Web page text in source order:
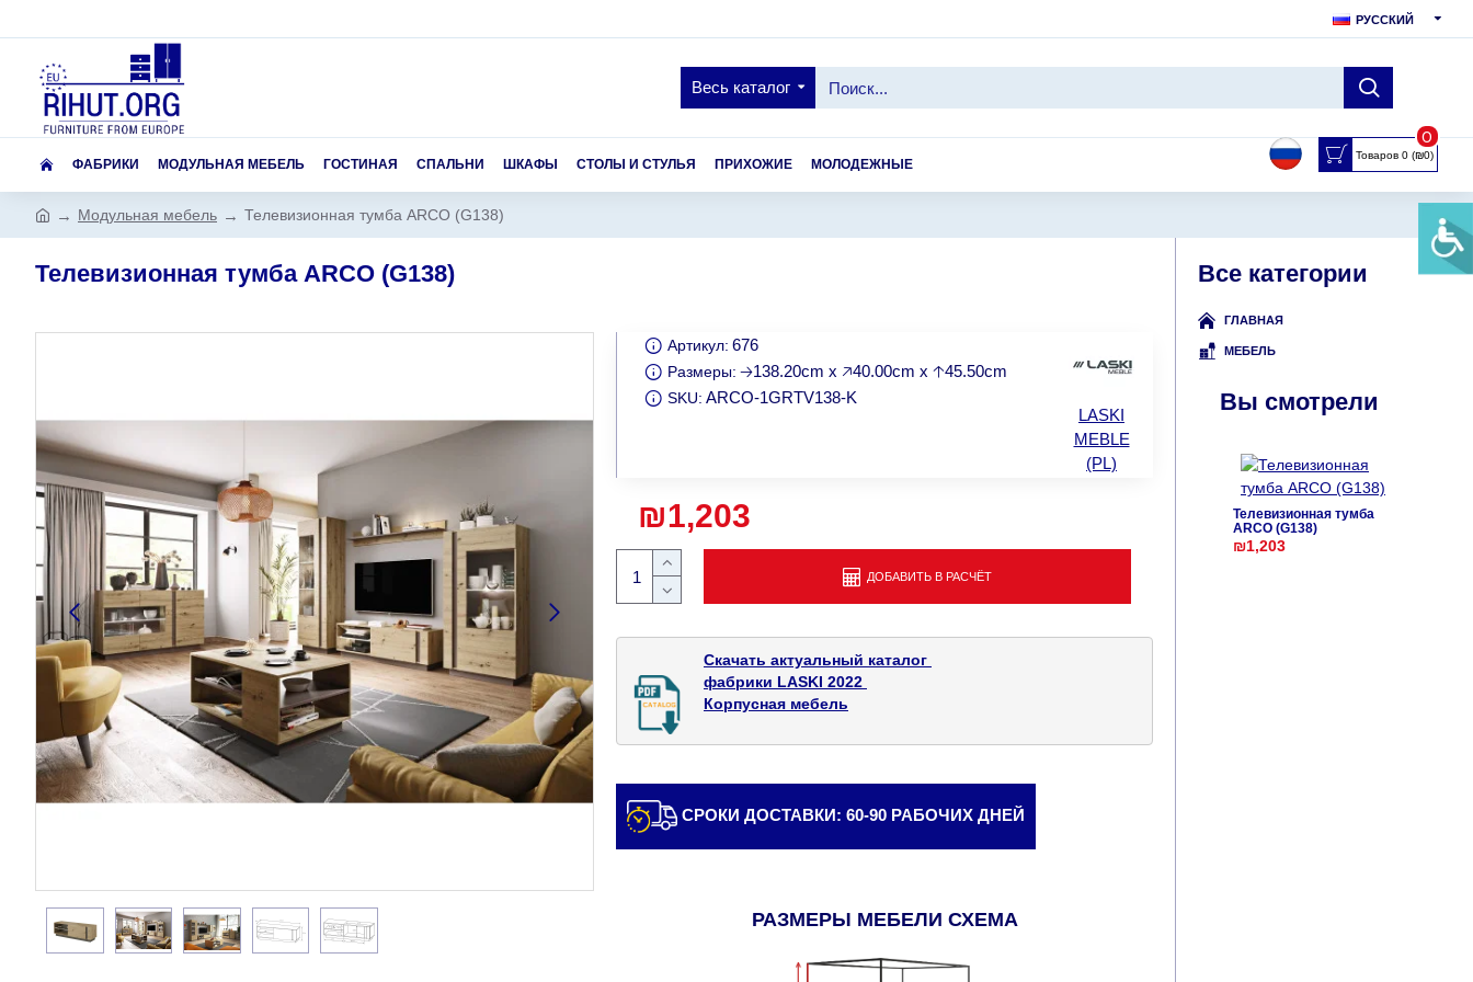
РУССКИЙ
Весь каталог
ФАБРИКИ МОДУЛЬНАЯ МЕБЕЛЬ ГОСТИНАЯ СПАЛЬНИ ШКАФЫ СТОЛЫ И СТУЛЬЯ ПРИХОЖИЕ МОЛОДЕЖНЫЕ
Товаров 0 (₪0)
0
Модульная мебель Телевизионная тумба ARCO (G138)
Телевизионная тумба ARCO (G138)
₪1,203
Артикул: 676
Размеры: 🡢138.20cm x 🡥40.00cm x 🡡45.50cm
SKU: ARCO-1GRTV138-K
LASKI
MEBLE
(PL)
ДОБАВИТЬ В РАСЧЁТ
Скачать актуальный каталог
фабрики LASKI 2022
Корпусная мебель
СРОКИ ДОСТАВКИ: 60-90 РАБОЧИХ ДНЕЙ
РАЗМЕРЫ МЕБЕЛИ СХЕМА
Все категории
ГЛАВНАЯ
МЕБЕЛЬ
Вы смотрели
Телевизионная тумба
ARCO (G138)
₪1,203